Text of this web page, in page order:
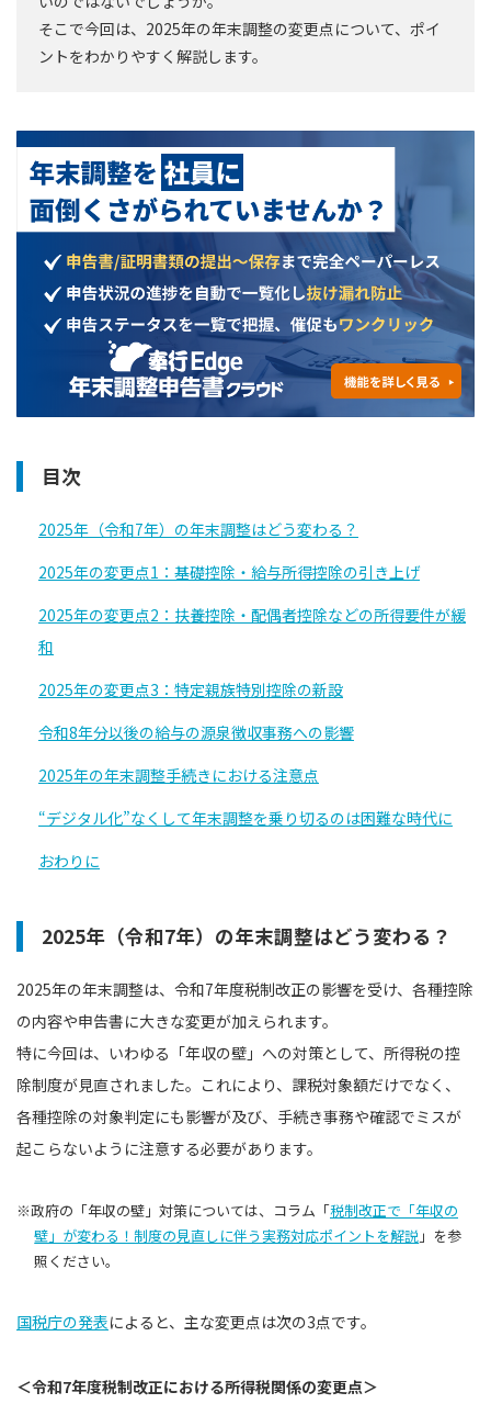
そこで今回は、2025年の年末調整の変更点について、ポイ
ントをわかりやすく解説します。
目次
2025年（令和7年）の年末調整はどう変わる？
2025年の変更点1：基礎控除・給与所得控除の引き上げ
2025年の変更点2：扶養控除・配偶者控除などの所得要件が緩
和
2025年の変更点3：特定親族特別控除の新設
令和8年分以後の給与の源泉徴収事務への影響
2025年の年末調整手続きにおける注意点
“デジタル化”なくして年末調整を乗り切るのは困難な時代に
おわりに
2025年（令和7年）の年末調整はどう変わる？
2025年の年末調整は、令和7年度税制改正の影響を受け、各種控除
の内容や申告書に大きな変更が加えられます。
特に今回は、いわゆる「年収の壁」への対策として、所得税の控
除制度が見直されました。これにより、課税対象額だけでなく、
各種控除の対象判定にも影響が及び、手続き事務や確認でミスが
起こらないように注意する必要があります。
※政府の「年収の壁」対策については、コラム「税制改正で「年収の
壁」が変わる！制度の見直しに伴う実務対応ポイントを解説 」を参
照ください。
国税庁の発表によると、主な変更点は次の3点です。
＜令和7年度税制改正における所得税関係の変更点＞